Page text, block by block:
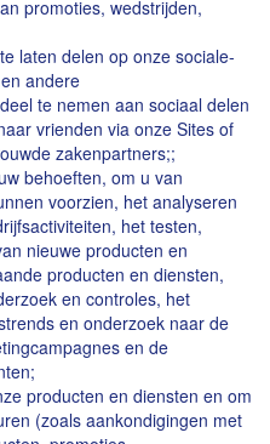
promoties, wedstrijden,
laten delen op onze sociale-
andere
te nemen aan sociaal delen
vrienden via onze Sites of
zakenpartners;;
behoeften, om u van
voorzien, het analyseren
het testen,
nieuwe producten en
producten en diensten,
en controles, het
en onderzoek naar de
en de
producten en diensten en om
(zoals aankondigingen met